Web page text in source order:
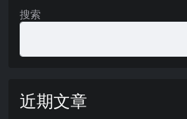
搜索
近期文章